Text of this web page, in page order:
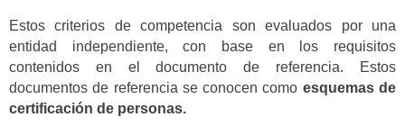
Estos criterios de competencia son evaluados por una
entidad independiente, con base en los requisitos
contenidos en el documento de referencia. Estos
documentos de referencia se conocen como esquemas de
certificación de personas.